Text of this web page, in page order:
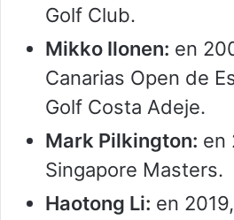
Golf Club.
Mikko Ilonen: en
Canarias Open de
Golf Costa Adeje.
Mark Pilkington: en
Singapore Masters.
Haotong Li: en